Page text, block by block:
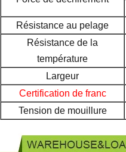
Résistance au pelage
Résistance de la
température
Largeur
Certification de franc
Tension de mouillure